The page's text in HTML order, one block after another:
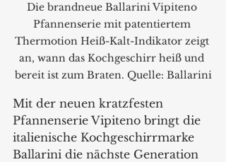
Die brandneue Ballarini Vipiteno
Pfannenserie mit patentiertem
Thermotion Heiß-Kalt-Indikator zeigt
an, wann das Kochgeschirr heiß und
bereit ist zum Braten. Quelle: Ballarini
Mit der neuen kratzfesten
Pfannenserie Vipiteno bringt die
italienische Kochgeschirrmarke
Ballarini die nächste Generation